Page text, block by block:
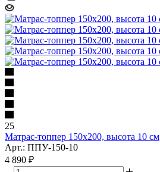
25
Матрас-топпер 150x200, высота 10 см
Арт.: ППУ-150-10
4 890 ₽